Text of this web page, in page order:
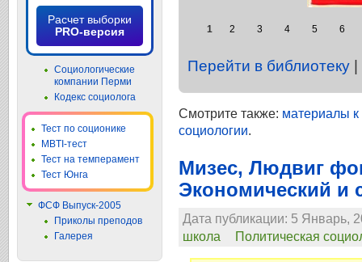
1 2 3 4 5 6
Перейти в библиотеку
Смотрите также: материалы к
социологии.
Мизес, Людвиг
Экономический и
Дата публикации: 5 Январь,
школа
Политическая
Расчет выборки
PRO-версия
Социологические
компании Перми
Кодекс социолога
Тест по соционике
MBTI-тест
Тест на темперамент
Тест Юнга
ФСФ Выпуск-2005
Приколы преподов
Галерея